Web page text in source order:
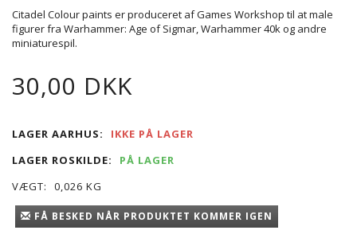
Citadel Colour paints er produceret af Games Workshop til at male
figurer fra Warhammer: Age of Sigmar, Warhammer 40k og andre
miniaturespil.
30,00 DKK
LAGER AARHUS:
IKKE PÅ LAGER
LAGER ROSKILDE:
PÅ LAGER
VÆGT:
0,026 KG
FÅ BESKED NÅR PRODUKTET KOMMER IGEN